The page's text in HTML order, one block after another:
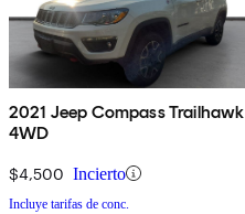
2021 Jeep Compass Trailhawk
4WD
$4,500 Incierto
Incluye tarifas de conc.